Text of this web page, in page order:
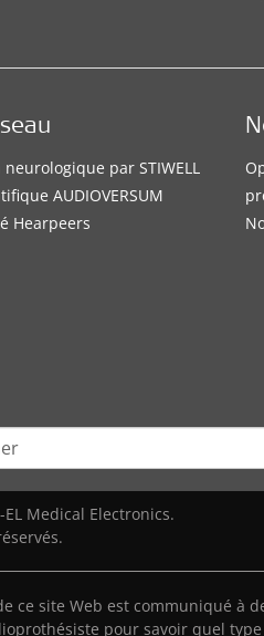
par STIWELL
AUDIOVERSUM
Hearpeers
Medical Electronics.
ce site Web est communiqué à
pour savoir quel